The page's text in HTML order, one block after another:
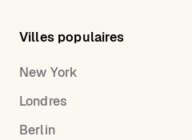
Villes populaires
New York
Londres
Berlin